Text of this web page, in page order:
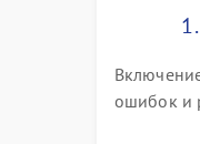
ошибок и